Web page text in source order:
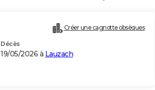
Créer une cagnotte obsèques
Décès
19/05/2026 à Lauzach